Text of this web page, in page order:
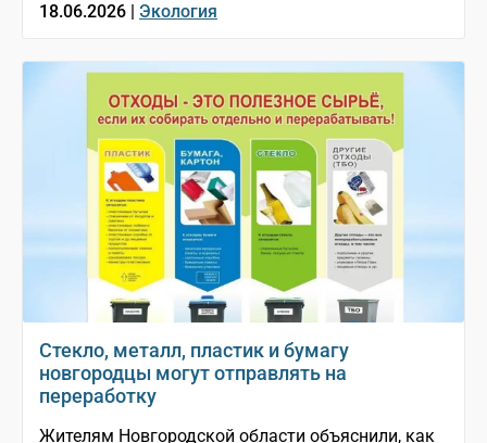
18.06.2026 | Экология
Стекло, металл, пластик и бумагу
новгородцы могут отправлять на
переработку
Жителям Новгородской области объяснили, как